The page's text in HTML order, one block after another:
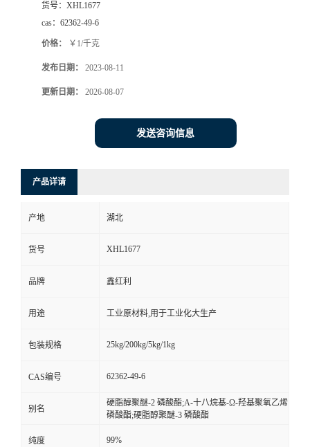
货号： XHL1677
cas： 62362-49-6
价格： ￥1/千克
发布日期： 2023-08-11
更新日期： 2026-08-07
发送咨询信息
产品详请
产地 湖北
货号 XHL1677
品牌 鑫红利
用途 工业原材料,用于工业化大生产
包装规格 25kg/200kg/5kg/1kg
CAS编号 62362-49-6
别名
硬脂醇聚醚-2 磷酸酯;Α-十八烷基-Ω-羟基聚氧乙烯
磷酸酯;硬脂醇聚醚-3 磷酸酯
纯度 99%